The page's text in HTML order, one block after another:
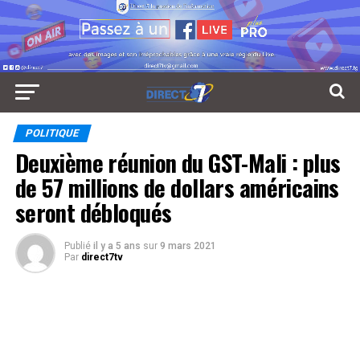
POLITIQUE
Deuxième réunion du GST-Mali : plus
de 57 millions de dollars américains
seront débloqués
Publié il y a 5 ans sur 9 mars 2021
Par direct7tv